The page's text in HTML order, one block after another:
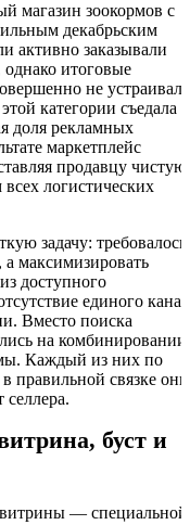
магазин зоокормов с
декабрьским
активно заказывали
однако итоговые
не
категории съедала
доля рекламных
маркетплейс
продавцу чистую
логистических
задачу: требовалось
а максимизировать
доступного
единого
Вместо поиска
на комбинировании
Каждый из них по
правильной связке они
селлера.
буст и
— специальной